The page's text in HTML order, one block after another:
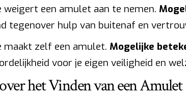
weigert een amulet aan te nemen.
tegenover hulp van buitenaf en
maakt zelf een amulet. Mogelijke
voor je eigen veiligheid en
het Vinden van een Amulet